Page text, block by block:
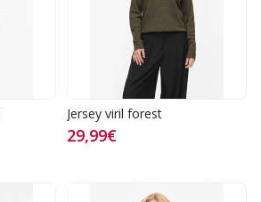
Jersey viril forest
29,99€